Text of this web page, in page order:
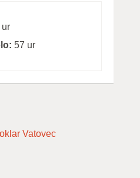
ur
57 ur
Vatovec